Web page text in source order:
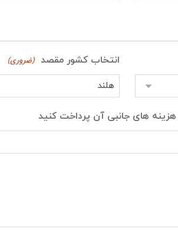
انتخاب کشور مقصد (ضروری)
های جانبی آن پرداخت کنید